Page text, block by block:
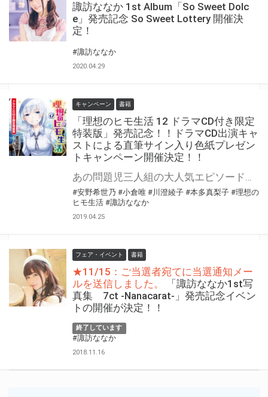
諏訪ななか 1st Album「So Sweet Dolc
e」発売記念 So Sweet Lottery 開催決
定！
#諏訪ななか
2020.04.29
キャンペーン 書籍
「理想のヒモ生活 12 ドラマCD付き限定
特装版」発売記念！！ドラマCD出演キャ
ストによる直筆サイン入り色紙プレゼン
トキャンペーン開催決定！！
あの問題児三人組の大人気エピソードが『声優グランプリ』プレゼンツの豪華キャストでドラマCDになって登場！ 小倉唯、諏訪ななか、安野希世乃、川澄綾子、本多真梨子が問題児組を演じる豪華キャスティングです！ 大人気シリーズ最新刊、完全数量限定生産の「理想のヒモ生活 12 ドラマCD付き限定特装版」が4/30に発売です！ とらのあなでは【理想のヒモ生活 12 ドラマCD付き限定特装版】の発売を記念して、 ドラマCD出演キャストによる直筆サインの入った色紙プレゼントキャンペーンを開催します！！ 貴重な直筆サイン入り色紙を手に入れるチャンスです！ 是非、奮ってご応募ください♪
#安野希世乃 #小倉唯 #川澄綾子 #本多真梨子 #理想の
ヒモ生活 #諏訪ななか
2019.04.25
フェア・イベント 書籍
★11/15：ご当選者宛てに当選通知メー
ルを送信しました。
「諏訪ななか1st写
真集 7ct -Nanacarat-」発売記念イベン
トの開催が決定！！
終了しています
#諏訪ななか
2018.11.16